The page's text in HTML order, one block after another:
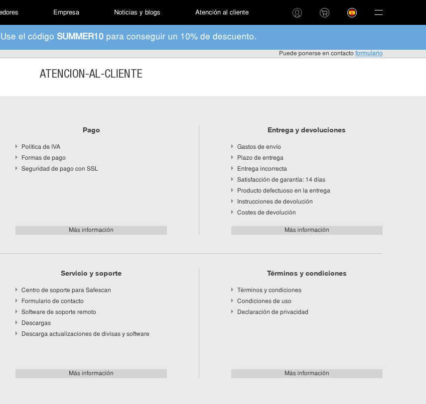
Empresa Noticias y blogs Atención al cliente
el código SUMMER10 para conseguir un 10% de descuento.
Puede ponerse en contacto formulario
ATENCION-AL-CLIENTE
Pago
Política de IVA
Formas de pago
Seguridad de pago con SSL
Más información
Entrega y devoluciones
Gastos de envío
Plazo de entrega
Entrega incorrecta
Satisfacción de garantía: 14 días
Producto defectuoso en la entrega
Instrucciones de devolución
Costes de devolución
Más información
Servicio y soporte
Centro de soporte para Safescan
Formulario de contacto
Software de soporte remoto
Descargas
Descarga actualizaciones de divisas y software
Más información
Términos y condiciones
Términos y condiciones
Condiciones de uso
Declaración de privacidad
Más información